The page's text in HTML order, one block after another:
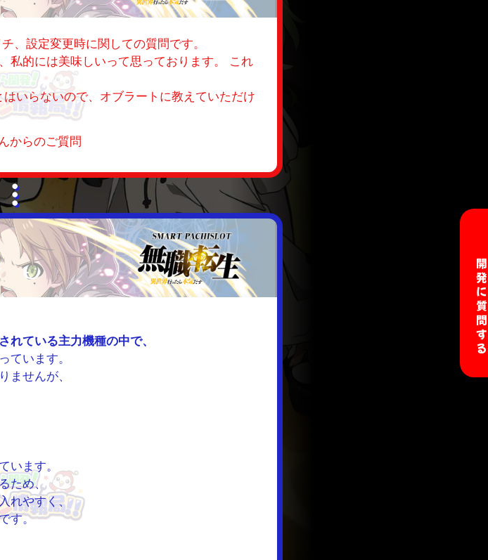
、設定変更時に関しての質問です。
私的には美味しいって思っております。 これ
いらないので、オブラートに教えていただけ
からのご質問
れている主力機種の中で、
ています。
ませんが、
います。
ため、
れやすく、
す。
開発に